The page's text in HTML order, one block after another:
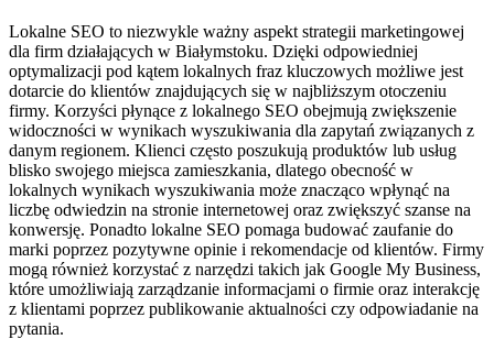
Lokalne SEO to niezwykle ważny aspekt strategii marketingowej
dla firm działających w Białymstoku. Dzięki odpowiedniej
optymalizacji pod kątem lokalnych fraz kluczowych możliwe jest
dotarcie do klientów znajdujących się w najbliższym otoczeniu
firmy. Korzyści płynące z lokalnego SEO obejmują zwiększenie
widoczności w wynikach wyszukiwania dla zapytań związanych z
danym regionem. Klienci często poszukują produktów lub usług
blisko swojego miejsca zamieszkania, dlatego obecność w
lokalnych wynikach wyszukiwania może znacząco wpłynąć na
liczbę odwiedzin na stronie internetowej oraz zwiększyć szanse na
konwersję. Ponadto lokalne SEO pomaga budować zaufanie do
marki poprzez pozytywne opinie i rekomendacje od klientów. Firmy
mogą również korzystać z narzędzi takich jak Google My Business,
które umożliwiają zarządzanie informacjami o firmie oraz interakcję
z klientami poprzez publikowanie aktualności czy odpowiadanie na
pytania.